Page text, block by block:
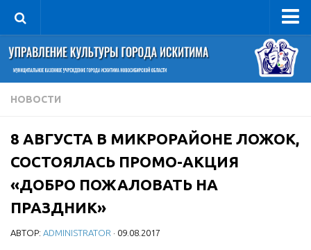
Управление
Руководитель
Сведения об организации
Книга почета культуры
Фотогалерея
Документы
Учредительные документы
Правовая база
НОВОСТИ
8 АВГУСТА В МИКРОРАЙОНЕ ЛОЖОК,
СОСТОЯЛАСЬ ПРОМО-АКЦИЯ
«ДОБРО ПОЖАЛОВАТЬ НА
ПРАЗДНИК»
АВТОР: ADMINISTRATOR · 09.08.2017